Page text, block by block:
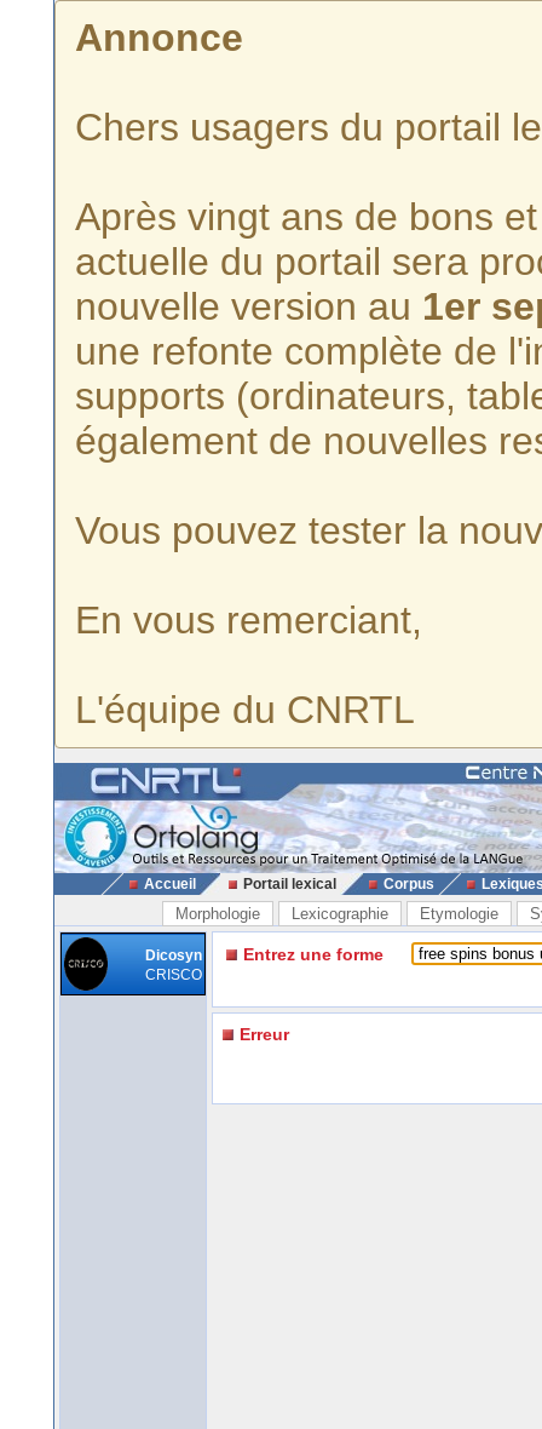
Annonce
Chers usagers du portail
Après vingt ans de bons
actuelle du portail sera
nouvelle version au 1er
une refonte complète de
supports (ordinateurs,
également de nouvelles
Vous pouvez tester la
En vous remerciant,
L'équipe du CNRTL
Accueil Portail lexical Corpus
Morphologie Lexicographie Etymologie
Dicosyn
CRISCO
Entrez une forme
Erreur